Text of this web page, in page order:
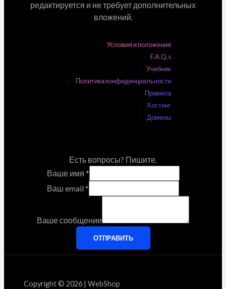
редактируется и не требует дополнительных
вложений.
Условия и положения
F.A.Q.s
Учебник
Политика конфиденциальности
Правила
Хостинг
Домены
Есть вопросы? Пишите.
Ваше имя *
Ваш email *
Ваше сообщение
ОТПРАВИТЬ
Copyright © 2026 | WebShop